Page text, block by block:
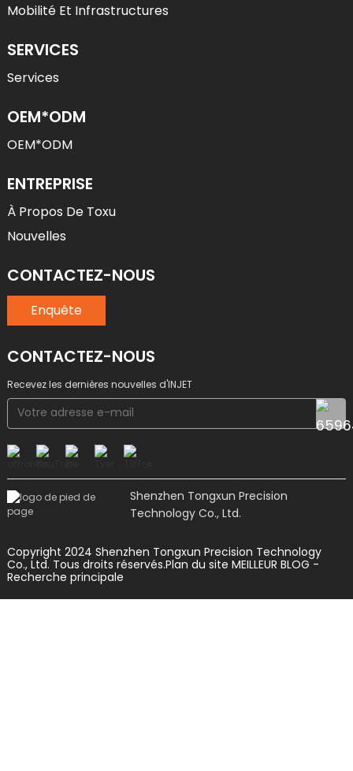
Mobilité Et Infrastructures
SERVICES
Services
OEM*ODM
OEM*ODM
ENTREPRISE
À Propos De Toxu
Nouvelles
CONTACTEZ-NOUS
Enquête
CONTACTEZ-NOUS
Recevez les dernières nouvelles d'INJET
Shenzhen Tongxun Precision
Technology Co., Ltd.
Copyright 2024 Shenzhen Tongxun Precision Technology
Co., Ltd. Tous droits réservés.Plan du site MEILLEUR BLOG -
Recherche principale